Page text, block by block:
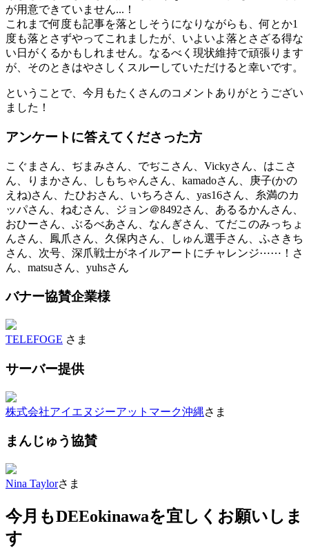
が用意できていません...！
これまで何度も記事を落としそうになりながらも、何とか1
度も落とさずやってこれましたが、いよいよ落とさざる得な
い日がくるかもしれません。なるべく現状維持で頑張ります
が、そのときはやさしくスルーしていただけると幸いです。
ということで、今月もたくさんのコメントありがとうござい
ました！
アンケートに答えてくださった方
こぐまさん、ぢまみさん、でぢこさん、Vickyさん、はこさ
ん、りまかさん、しもちゃんさん、kamadoさん、庚子(かの
えね)さん、たひおさん、いちろさん、yas16さん、糸満のカ
ッパさん、ねむさん、ジョン＠8492さん、あるるかんさん、
おひーさん、ぶるべあさん、なんぎさん、てだこのみっちょ
んさん、鳳爪さん、久保内さん、しゅん選手さん、ふさきち
さん、次号、深爪戦士がネイルアートにチャレンジ⋯⋯！さ
ん、matsuさん、yuhsさん
バナー協賛企業様
TELEFOGE さま
サーバー提供
株式会社アイエヌジーアットマーク沖縄さま
まんじゅう協賛
Nina Taylorさま
今月もDEEokinawaを宜しくお願いしま
す